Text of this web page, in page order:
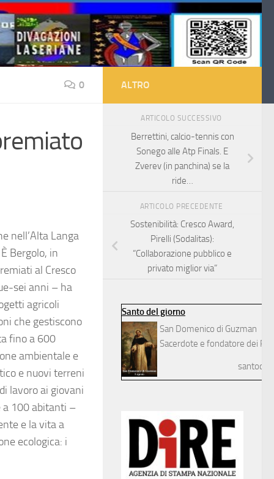
0
nell’Alta Langa
Bergolo, in
al Cresco
sei anni – ha
agricoli
che gestiscono
fino a 600
ambientale e
e nuovi terreni
lavoro ai giovani
a 100 abitanti –
e la vita a
ecologica: i
ALTRO
ARTICOLO SUCCESSIVO
Berrettini, calcio-tennis con
Sonego alle Atp Finals. E
Zverev (in panchina) se la
ride…
ARTICOLO PRECEDENTE
Sostenibilità: Cresco Award,
Pirelli (Sodalitas):
“Collaborazione pubblico e
privato miglior via”
Santo del giorno
San Domenico di Guzman
Sacerdote e fondatore dei